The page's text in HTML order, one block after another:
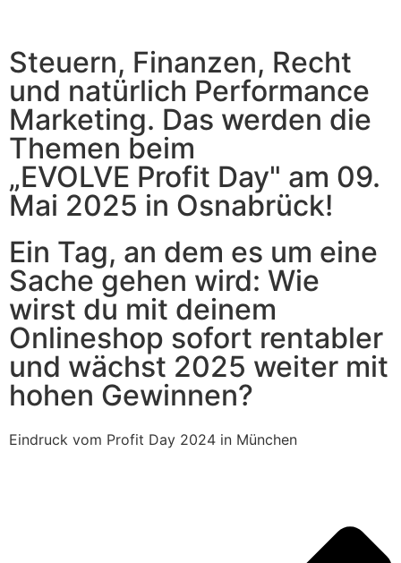
Steuern, Finanzen, Recht
und natürlich Performance
Marketing. Das werden die
Themen beim
„EVOLVE Profit Day" am 09.
Mai 2025 in Osnabrück!
Ein Tag, an dem es um eine
Sache gehen wird: Wie
wirst du mit deinem
Onlineshop sofort rentabler
und wächst 2025 weiter mit
hohen Gewinnen?
Eindruck vom Profit Day 2024 in München